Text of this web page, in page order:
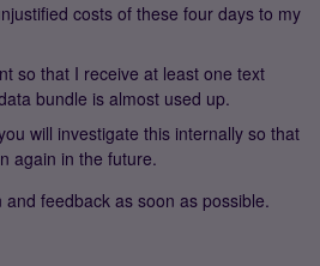
costs of these four days to my
so that I receive at least one text
bundle is almost used up.
will investigate this internally so that
again in the future.
feedback as soon as possible.